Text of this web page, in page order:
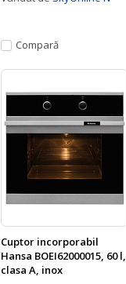
Compară
Cuptor incorporabil
Hansa BOEI62000015, 60 l,
clasa A, inox